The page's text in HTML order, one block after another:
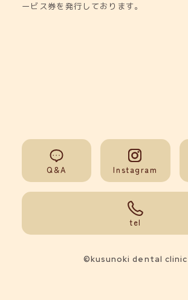
ービス券を発行しております。
Q&A Instagram
tel
©kusunoki dental clinic